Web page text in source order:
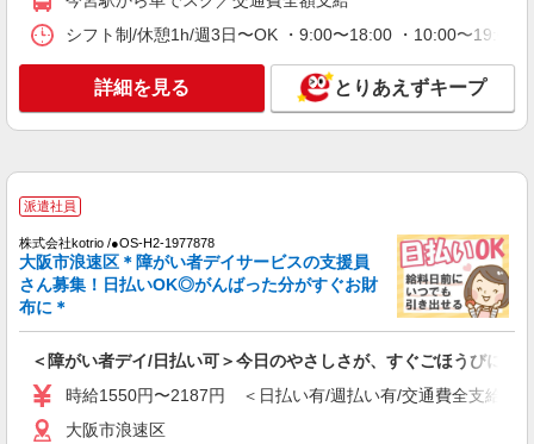
派遣社員
株式会社kotrio /●OS-H2-2028687
今宮駅｜障がい者支援員≪残業なし◎週3日〜
シフト相談OK！≫
通費全支給(ガソリン代含む)＞
キープ 詳細を見る
派遣社員
株式会社kotrio /●OS-H2-2006161
今宮駅☆デイサービス♪送迎できる方歓迎！生
通費全支給(ガソリン代含む)＞
シフト制/休憩1h/週3日〜OK ・9:00〜18:00 ・10:00〜19:00
詳細を見る とりあえずキープ
派遣社員
株式会社kotrio /●OS-H2-1977878
大阪市浪速区＊障がい者デイサービスの支援員
さん募集！日払いOK◎がんばった分がすぐお財
布に＊
＜障がい者デイ/日払い可＞今日のやさしさが、すぐごほうびに
時給1550円〜2187円 ＜日払い有/週払い有/交通費全支給(ガ
大阪市浪速区